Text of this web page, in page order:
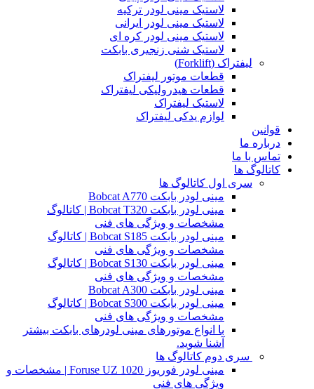
لاستیک مینی لودر ترکیه
لاستیک مینی لودر ایرانی
لاستیک مینی لودر کره ای
لاستیک شنی زنجیری بابکت
لیفتراک (Forklift)
قطعات موتور لیفتراک
قطعات هیدرولیکی لیفتراک
لاستیک لیفتراک
لوازم یدکی لیفتراک
قوانین
درباره ما
تماس با ما
کاتالوگ ها
سری اول کاتالوگ ها
مینی لودر بابکت Bobcat A770
مینی لودر بابکت Bobcat T320 | کاتالوگ
مشخصات و ویژگی های فنی
مینی لودر بابکت Bobcat S185 | کاتالوگ
مشخصات و ویژگی های فنی
مینی لودر بابکت Bobcat S130 | کاتالوگ
مشخصات و ویژگی های فنی
مینی لودر بابکت Bobcat A300
مینی لودر بابکت Bobcat S300 | کاتالوگ
مشخصات و ویژگی های فنی
با انواع موتورهای مینی لودرهای بابکت بیشتر
آشنا شوید.
سری دوم کاتالوگ ها
مینی لودر فوریوز Foruse UZ 1020 | مشخصات و
ویژگی های فنی